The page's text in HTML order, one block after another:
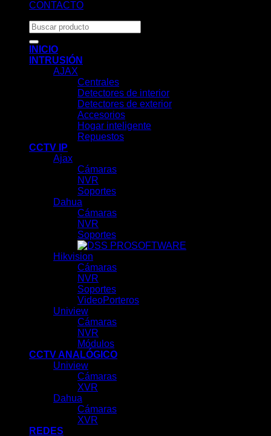
CONTACTO
Buscar
por:
INICIO
INTRUSIÓN
AJAX
Centrales
Detectores de interior
Detectores de exterior
Accesorios
Hogar inteligente
Repuestos
CCTV IP
Ajax
Cámaras
NVR
Soportes
Dahua
Cámaras
NVR
Soportes
SOFTWARE
Hikvision
Cámaras
NVR
Soportes
VideoPorteros
Uniview
Cámaras
NVR
Módulos
CCTV ANALÓGICO
Uniview
Cámaras
XVR
Dahua
Cámaras
XVR
REDES